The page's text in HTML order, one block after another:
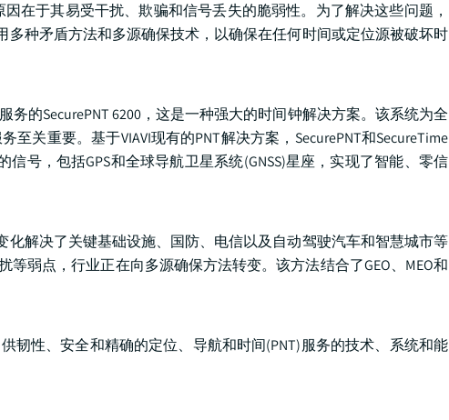
在于其易受干扰、欺骗和信号丢失的脆弱性。为了解决这些问题，
种矛盾方法和多源确保技术，以确保在任何时间或定位源被破坏时
务的SecurePNT 6200，这是一种强大的时间钟解决方案。该系统为全
关重要。基于VIAVI现有的PNT解决方案，SecurePNT和SecureTime
号，包括GPS和全球导航卫星系统(GNSS)星座，实现了智能、零信
解决了关键基础设施、国防、电信以及自动驾驶汽车和智慧城市等
等弱点，行业正在向多源确保方法转变。该方法结合了GEO、MEO和
韧性、安全和精确的定位、导航和时间(PNT)服务的技术、系统和能